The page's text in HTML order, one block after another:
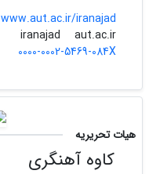
www.aut.ac.ir/iranajad
iranajad
aut.ac.ir
0000-0002-5469-084X
هیات تحریریه
کاوه آهنگری